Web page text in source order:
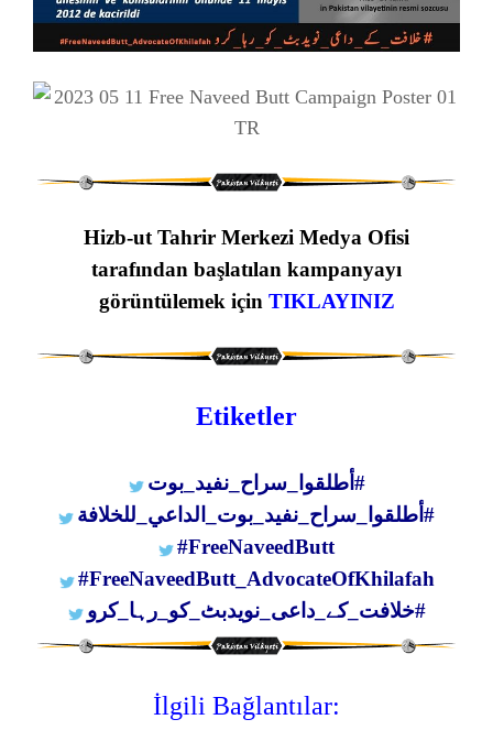
Hizb-ut Tahrir Merkezi Medya Ofisi
tarafından başlatılan kampanyayı
görüntülemek için TIKLAYINIZ
Etiketler
#أطلقوا_سراح_نفيد_بوت
#أطلقوا_سراح_نفيد_بوت_الداعي_للخلافة
#FreeNaveedButt
#FreeNaveedButt_AdvocateOfKhilafah
#خلافت_کے_داعی_نویدبٹ_کو_رہا_کرو
İlgili Bağlantılar: